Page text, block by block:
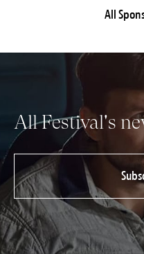
All
All Festival's